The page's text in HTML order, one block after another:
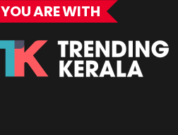
YOU ARE WITH